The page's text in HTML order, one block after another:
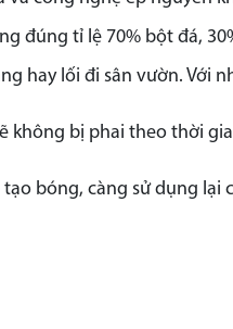
đúng tỉ lệ 70% bột đá,
hay lối đi sân vườn. Với
không bị phai theo thời
bóng, càng sử dụng lại